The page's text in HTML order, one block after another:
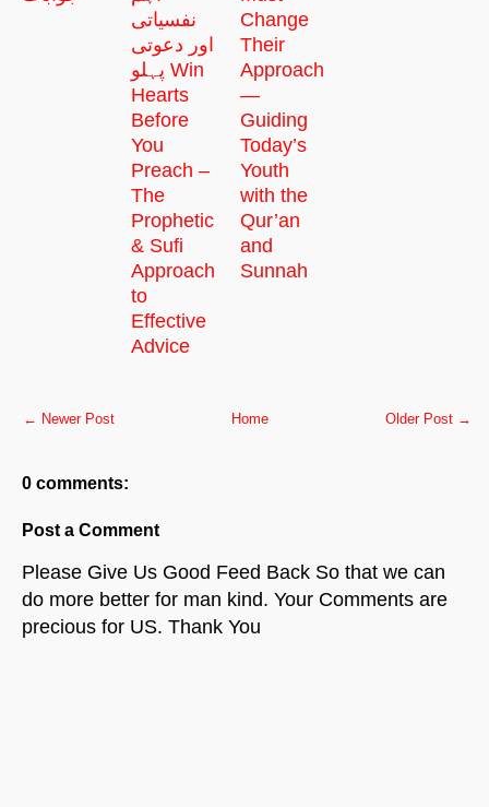
نفسیاتی
اور دعوتی
پہلو Win
Hearts
Before
You
Preach –
The
Prophetic
& Sufi
Approach
to
Effective
Advice
Change
Their
Approach
—
Guiding
Today’s
Youth
with the
Qur’an
and
Sunnah
← Newer Post Older Post →
Home
0 comments:
Post a Comment
Please Give Us Good Feed Back So that we can
do more better for man kind. Your Comments are
precious for US. Thank You